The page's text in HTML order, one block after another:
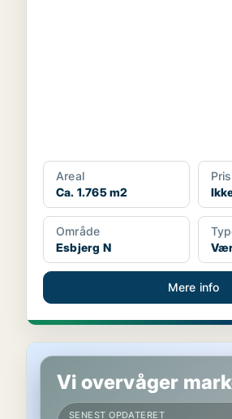
Areal
Ca. 1.765 m2
Område
Esbjerg N
Mere info
Lager i Esbjerg N
Vi overvåger
SENEST OPDATERET